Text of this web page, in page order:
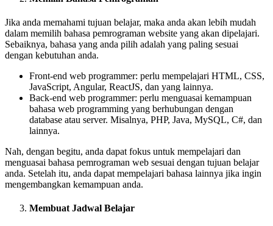
Jika anda memahami tujuan belajar, maka anda akan lebih mudah
dalam memilih bahasa pemrograman website yang akan dipelajari.
Sebaiknya, bahasa yang anda pilih adalah yang paling sesuai
dengan kebutuhan anda.
Front-end web programmer: perlu mempelajari HTML, CSS,
JavaScript, Angular, ReactJS, dan yang lainnya.
Back-end web programmer: perlu menguasai kemampuan
bahasa web programming yang berhubungan dengan
database atau server. Misalnya, PHP, Java, MySQL, C#, dan
lainnya.
Nah, dengan begitu, anda dapat fokus untuk mempelajari dan
menguasai bahasa pemrograman web sesuai dengan tujuan belajar
anda. Setelah itu, anda dapat mempelajari bahasa lainnya jika ingin
mengembangkan kemampuan anda.
Membuat Jadwal Belajar